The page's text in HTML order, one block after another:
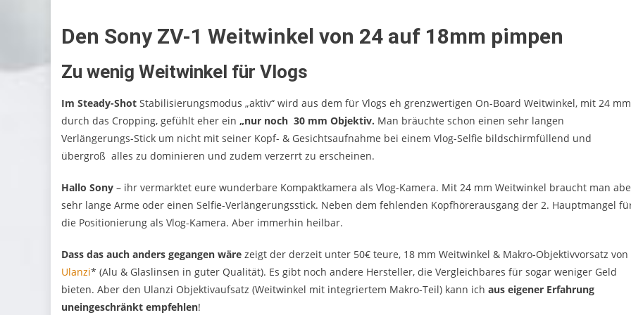
Den Sony ZV-1 Weitwinkel von 24 auf 18mm pimpen
Zu wenig Weitwinkel für Vlogs
Im Steady-Shot Stabilisierungsmodus „aktiv“ wird aus dem für Vlogs eh grenzwertigen On-Board Weitwinkel, mit 24
durch das Cropping, gefühlt eher ein „nur noch 30 mm Objektiv. Man bräuchte schon einen sehr langen
Verlängerungs-Stick um nicht mit seiner Kopf- & Gesichtsaufnahme bei einem Vlog-Selfie bildschirmfüllend und
übergroß alles zu dominieren und zudem verzerrt zu erscheinen.
Hallo Sony – ihr vermarktet eure wunderbare Kompaktkamera als Vlog-Kamera. Mit 24 mm Weitwinkel braucht man
sehr lange Arme oder einen Selfie-Verlängerungsstick. Neben dem fehlenden Kopfhörerausgang der 2. Hauptmangel
die Positionierung als Vlog-Kamera. Aber immerhin heilbar.
Dass das auch anders gegangen wäre zeigt der derzeit unter 50€ teure, 18 mm Weitwinkel & Makro-Objektivvorsatz von
Ulanzi* (Alu & Glaslinsen in guter Qualität). Es gibt noch andere Hersteller, die Vergleichbares für sogar weniger Geld
bieten. Aber den Ulanzi Objektivaufsatz (Weitwinkel mit integriertem Makro-Teil) kann ich aus eigener Erfahrung
uneingeschränkt empfehlen!